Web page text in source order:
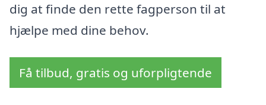
dig at finde den rette fagperson til at
hjælpe med dine behov.
Få tilbud, gratis og uforpligtende